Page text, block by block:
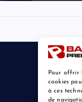
Pour offrir
cookies
à ces
de